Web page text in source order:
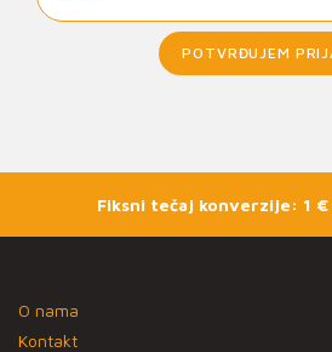
POTVRĐUJEM
Fiksni tečaj konverzije: 1
O nama
Kontakt